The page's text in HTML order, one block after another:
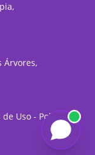
Árvores,
de Uso- Política